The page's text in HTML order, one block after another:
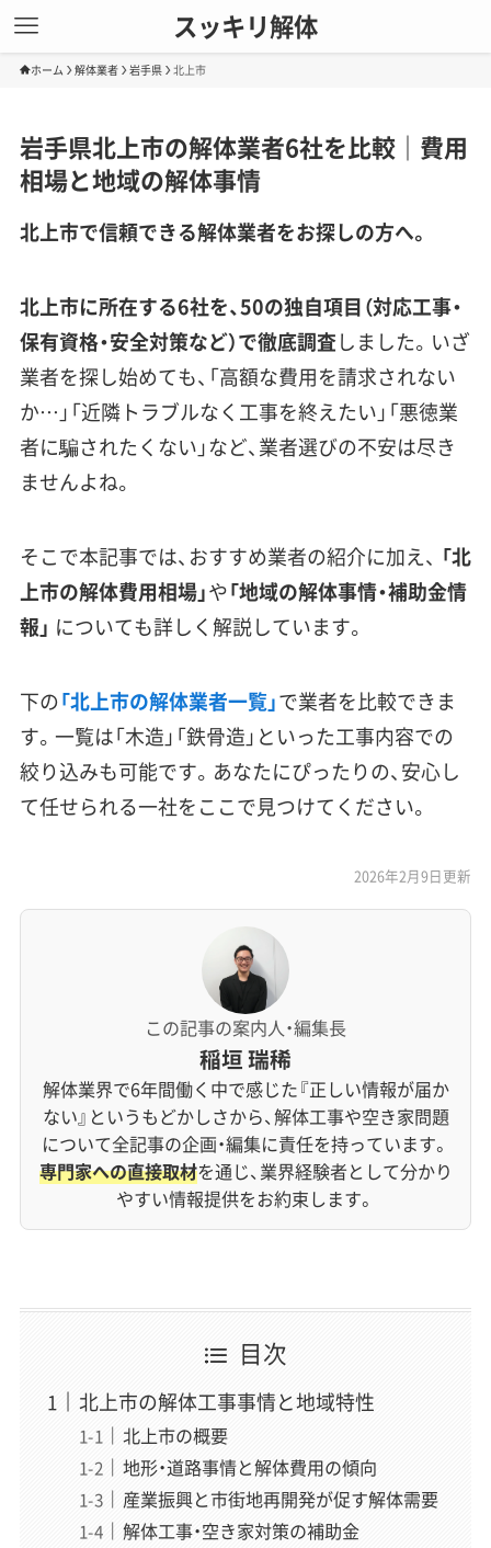
スッキリ解体
ホーム 解体業者 岩手県 北上市
岩手県北上市の解体業者6社を比較｜費用
相場と地域の解体事情
北上市で信頼できる解体業者をお探しの方へ。
北上市に所在する6社を、50の独自項目（対応工事・
保有資格・安全対策など）で徹底調査しました。いざ
業者を探し始めても、「高額な費用を請求されない
か…」「近隣トラブルなく工事を終えたい」「悪徳業
者に騙されたくない」など、業者選びの不安は尽き
ませんよね。
そこで本記事では、おすすめ業者の紹介に加え、 「北
上市の解体費用相場」や「地域の解体事情・補助金情
報」 についても詳しく解説しています。
下の「北上市の解体業者一覧」で業者を比較できま
す。一覧は「木造」「鉄骨造」といった工事内容での
絞り込みも可能です。あなたにぴったりの、安心し
て任せられる一社をここで見つけてください。
2026年2月9日更新
この記事の案内人・編集長
稲垣 瑞稀
解体業界で6年間働く中で感じた『正しい情報が届か
ない』というもどかしさから、解体工事や空き家問題
について全記事の企画・編集に責任を持っています。
専門家への直接取材を通じ、業界経験者として分かり
やすい情報提供をお約束します。
目次
北上市の解体工事事情と地域特性
北上市の概要
地形・道路事情と解体費用の傾向
産業振興と市街地再開発が促す解体需要
解体工事・空き家対策の補助金